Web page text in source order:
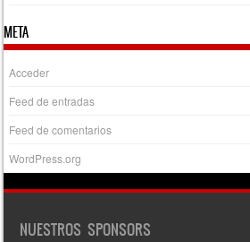
META
Acceder
Feed de entradas
Feed de comentarios
WordPress.org
NUESTROS SPONSORS